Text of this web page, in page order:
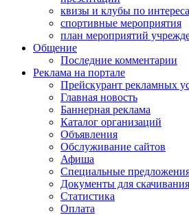
квизы и клубы по
спортивные мероприятия
план мероприятий
Общение
Последние комментарии
Реклама на портале
Прейскурант рекламных
Главная новость
Баннерная реклама
Каталог организаций
Объявления
Обслуживание сайтов
Афиша
Специальные
Документы для скачивания
Статистика
Оплата